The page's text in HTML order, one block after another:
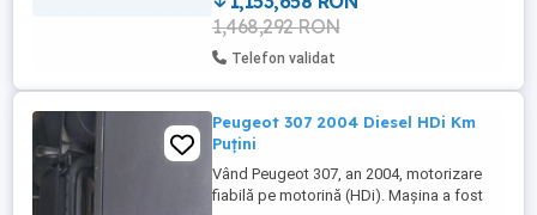
1,468,292 RON
Telefon validat
Peugeot 307 2004 Diesel HDi Km
Puțini
Vând Peugeot 307, an 2004, motorizare
fiabilă pe motorină (HDi). Mașina a fost